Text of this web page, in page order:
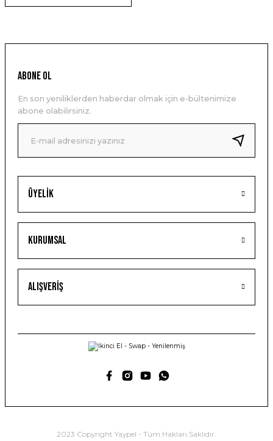
Üyelik
Kurumsal
Alışveriş
ABONE OL
En son yeniliklerden haberdar olmak için e-bültenimize
abone olabilirsiniz.
2023 Copyright Yaypel - Tüm Hakları Saklıdır.